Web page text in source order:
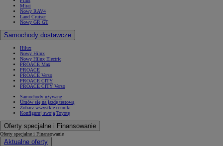
Mirai
Nowy RAV4
Land Cruiser
Nowy GR GT
Samochody dostawcze
Hilux
Nowy Hilux
Nowy Hilux Electric
PROACE Max
PROACE
PROACE Verso
PROACE CITY
PROACE CITY Verso
Samochody używane
Umów się na jazdę testową
Zobacz wszystkie cenniki
Konfiguruj swoją Toyotę
Oferty specjalne i Finansowanie
Oferty specjalne i Finansowanie
Aktualne oferty